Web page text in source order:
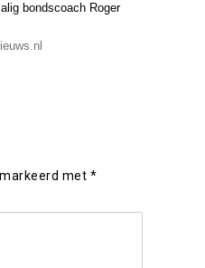
bondscoach Roger
met *